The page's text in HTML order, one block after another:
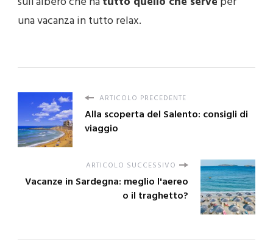
una vacanza in tutto relax.
ARTICOLO PRECEDENTE
Alla scoperta del Salento: consigli di
viaggio
ARTICOLO SUCCESSIVO
Vacanze in Sardegna: meglio l'aereo
o il traghetto?